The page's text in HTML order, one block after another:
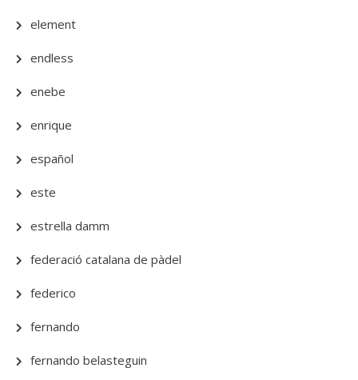
element
endless
enebe
enrique
español
este
estrella damm
federació catalana de pàdel
federico
fernando
fernando belasteguin